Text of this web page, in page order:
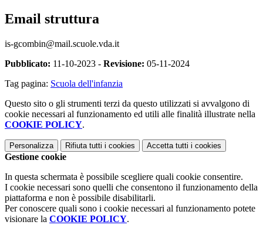
Email struttura
is-gcombin@mail.scuole.vda.it
Pubblicato: 11-10-2023 - Revisione: 05-11-2024
Tag pagina: Scuola dell'infanzia
Questo sito o gli strumenti terzi da questo utilizzati si avvalgono di
cookie necessari al funzionamento ed utili alle finalità illustrate nella
COOKIE POLICY.
Personalizza Rifiuta tutti i cookies Accetta tutti i cookies
Gestione cookie
In questa schermata è possibile scegliere quali cookie consentire.
I cookie necessari sono quelli che consentono il funzionamento della
piattaforma e non è possibile disabilitarli.
Per conoscere quali sono i cookie necessari al funzionamento potete
visionare la COOKIE POLICY.